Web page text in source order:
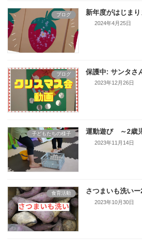
ブログ 新年度がはじまり
2024年4月25日
ブログ 保護中: サンタさ
2023年12月26日
子どもたちの様子 運動遊び ～2歳
2023年11月14日
食育活動 さつまいも洗い
2023年10月30日